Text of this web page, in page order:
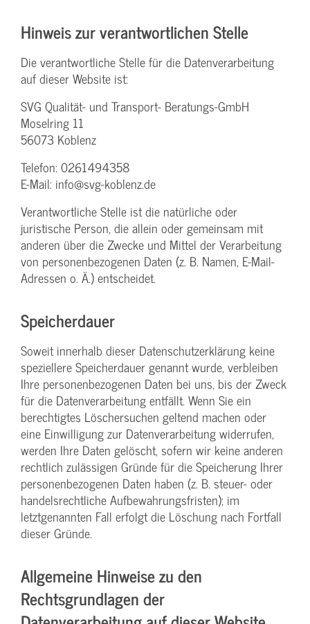
Hinweis zur verantwortlichen Stelle
Die verantwortliche Stelle für die Datenverarbeitung
auf dieser Website ist:
SVG Qualität- und Transport- Beratungs-GmbH
Moselring 11
56073 Koblenz
Telefon: 0261494358
E-Mail: info@svg-koblenz.de
Verantwortliche Stelle ist die natürliche oder
juristische Person, die allein oder gemeinsam mit
anderen über die Zwecke und Mittel der Verarbeitung
von personenbezogenen Daten (z. B. Namen, E-Mail-
Adressen o. Ä.) entscheidet.
Speicherdauer
Soweit innerhalb dieser Datenschutzerklärung keine
speziellere Speicherdauer genannt wurde, verbleiben
Ihre personenbezogenen Daten bei uns, bis der Zweck
für die Datenverarbeitung entfällt. Wenn Sie ein
berechtigtes Löschersuchen geltend machen oder
eine Einwilligung zur Datenverarbeitung widerrufen,
werden Ihre Daten gelöscht, sofern wir keine anderen
rechtlich zulässigen Gründe für die Speicherung Ihrer
personenbezogenen Daten haben (z. B. steuer- oder
handelsrechtliche Aufbewahrungsfristen); im
letztgenannten Fall erfolgt die Löschung nach Fortfall
dieser Gründe.
Allgemeine Hinweise zu den
Rechtsgrundlagen der